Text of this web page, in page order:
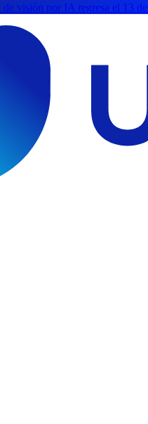
visión por IA regresa el 13